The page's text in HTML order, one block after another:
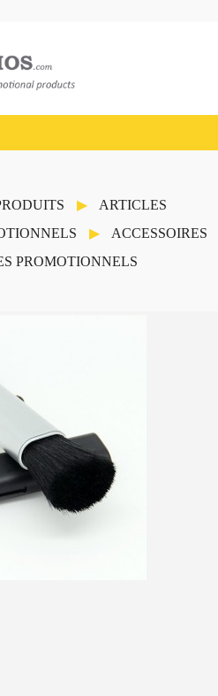
ARTICLES
ACCESSOIRES
PROMOTIONNELS